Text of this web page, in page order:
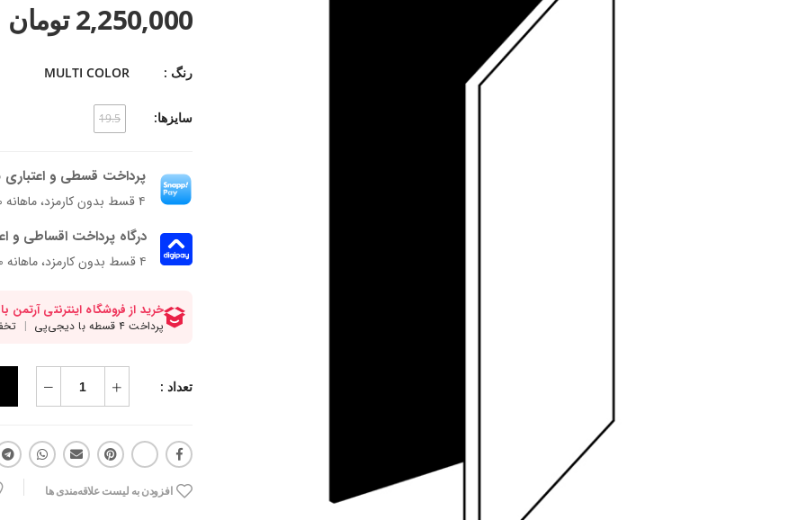
2,250,000 تومان
رنگ : MULTI COLOR
سایزها: 19.5
پرداخت قسطی و اعتباری
۴ قسط بدون کارمزد، ماهانه ۵۶۲٬۵۰۰ تومان
درگاه پرداخت اقساطی و
۴ قسط بدون کارمزد، ماهانه 562,500 تومان
تعداد :
افزودن به لیست علاقه‌مندی ها